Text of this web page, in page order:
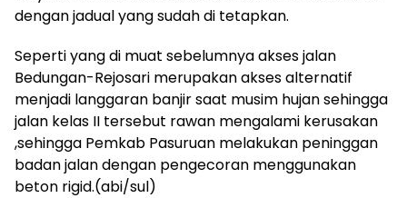
dengan jadual yang sudah di tetapkan.
Seperti yang di muat sebelumnya akses jalan
Bedungan-Rejosari merupakan akses alternatif
menjadi langgaran banjir saat musim hujan sehingga
jalan kelas II tersebut rawan mengalami kerusakan
,sehingga Pemkab Pasuruan melakukan peninggan
badan jalan dengan pengecoran menggunakan
beton rigid.(abi/sul)